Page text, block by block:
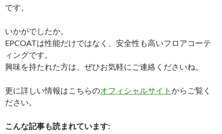
です。
いかがでしたか。
EPCOATは性能だけではなく、安全性も高いフロアコーテ
ィングです。
興味を持たれた方は、ぜひお気軽にご連絡くださいね。
更に詳しい情報はこちらのオフィシャルサイト からご覧く
ださい。
こんな記事も読まれています: